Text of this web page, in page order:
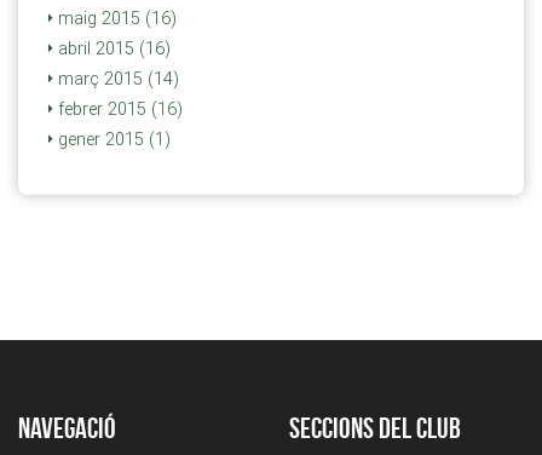
maig 2015 (16)
abril 2015 (16)
març 2015 (14)
febrer 2015 (16)
gener 2015 (1)
Navegació Seccions del club